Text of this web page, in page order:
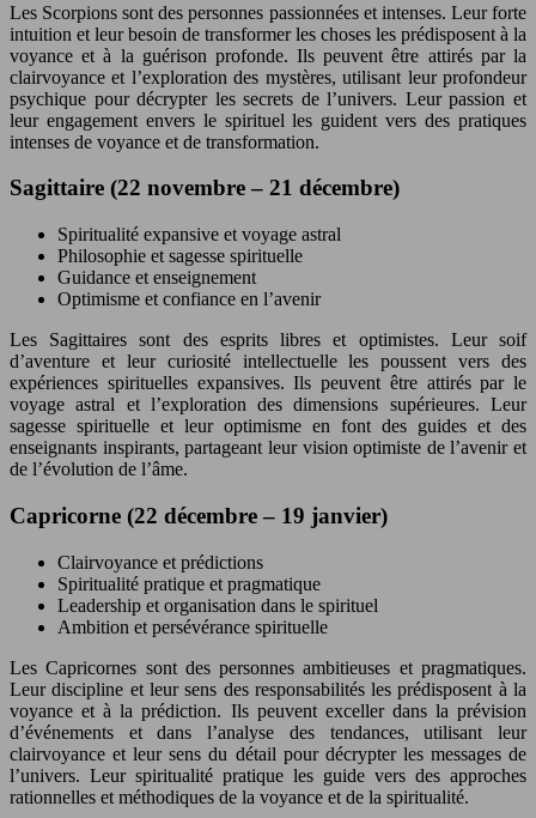
Les Scorpions sont des personnes passionnées et intenses. Leur forte
intuition et leur besoin de transformer les choses les prédisposent à la
voyance et à la guérison profonde. Ils peuvent être attirés par la
clairvoyance et l’exploration des mystères, utilisant leur profondeur
psychique pour décrypter les secrets de l’univers. Leur passion et
leur engagement envers le spirituel les guident vers des pratiques
intenses de voyance et de transformation.
Sagittaire (22 novembre – 21 décembre)
Spiritualité expansive et voyage astral
Philosophie et sagesse spirituelle
Guidance et enseignement
Optimisme et confiance en l’avenir
Les Sagittaires sont des esprits libres et optimistes. Leur soif
d’aventure et leur curiosité intellectuelle les poussent vers des
expériences spirituelles expansives. Ils peuvent être attirés par le
voyage astral et l’exploration des dimensions supérieures. Leur
sagesse spirituelle et leur optimisme en font des guides et des
enseignants inspirants, partageant leur vision optimiste de l’avenir et
de l’évolution de l’âme.
Capricorne (22 décembre – 19 janvier)
Clairvoyance et prédictions
Spiritualité pratique et pragmatique
Leadership et organisation dans le spirituel
Ambition et persévérance spirituelle
Les Capricornes sont des personnes ambitieuses et pragmatiques.
Leur discipline et leur sens des responsabilités les prédisposent à la
voyance et à la prédiction. Ils peuvent exceller dans la prévision
d’événements et dans l’analyse des tendances, utilisant leur
clairvoyance et leur sens du détail pour décrypter les messages de
l’univers. Leur spiritualité pratique les guide vers des approches
rationnelles et méthodiques de la voyance et de la spiritualité.